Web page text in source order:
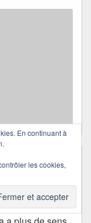
:
rendre le
je ne sais pas
En continuant à
les cookies,